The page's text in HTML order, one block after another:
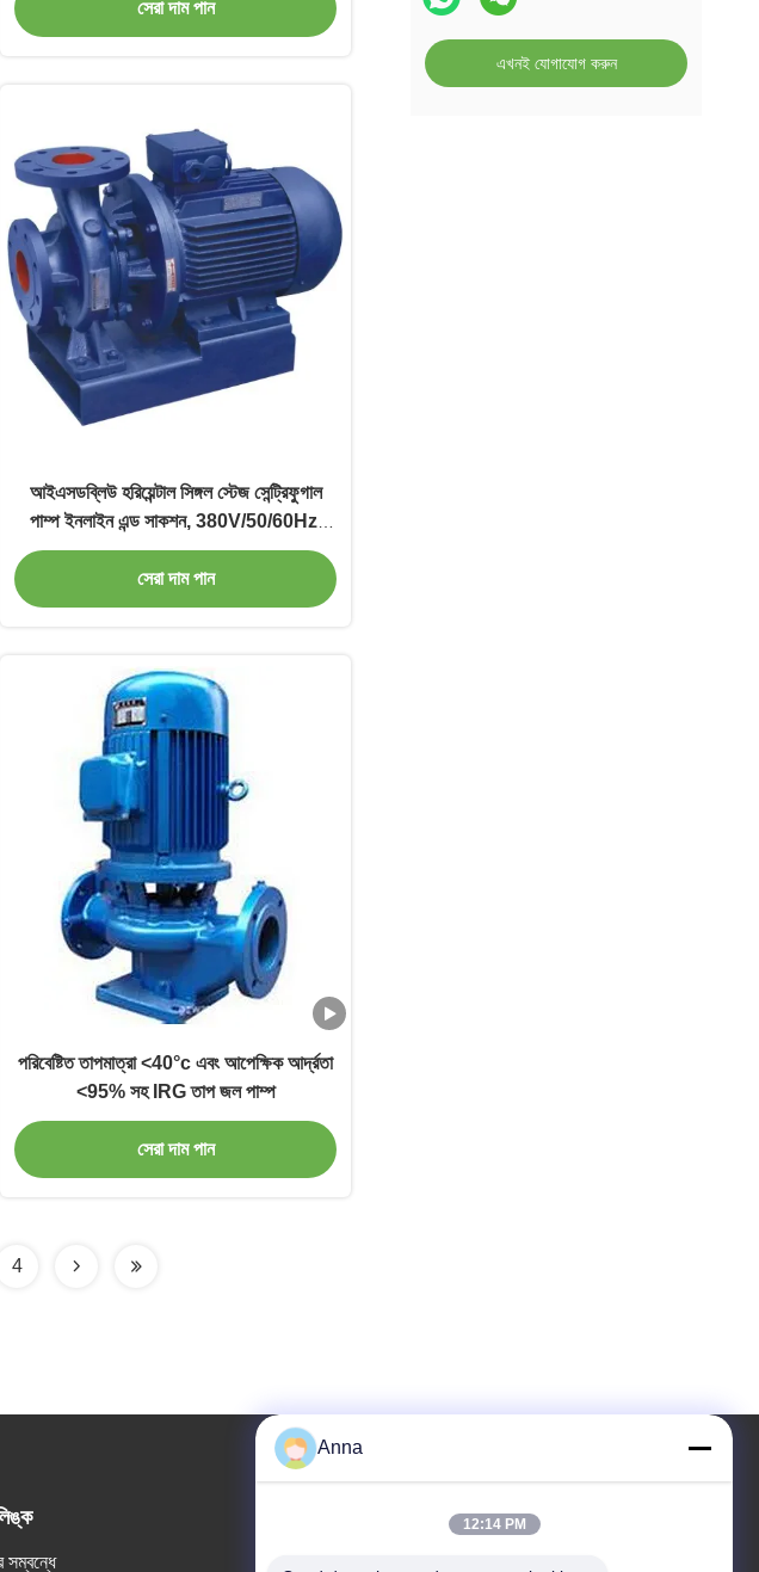
এখনই যোগাযোগ করুন
সেরা দাম পান
আইএসডব্লিউ হরিয়েন্টাল সিঙ্গল স্টেজ সেন্ট্রিফুগাল
পাম্প ইনলাইন এন্ড সাকশন, 380V/50/60Hz,
কাস্ট আয়রন উপাদান
সেরা দাম পান
পরিবেষ্টিত তাপমাত্রা <40°c এবং আপেক্ষিক আর্দ্রতা
<95% সহ IRG তাপ জল পাম্প
সেরা দাম পান
4
সম্বন্ধে
Anna
12:14 PM